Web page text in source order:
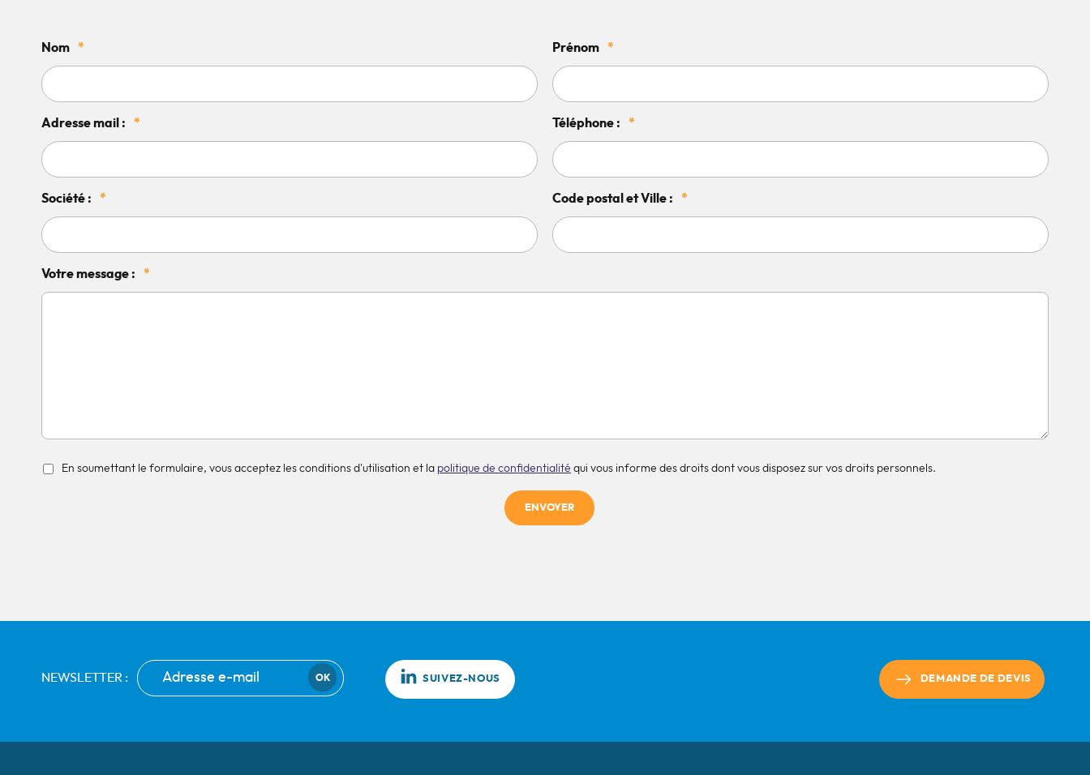
Nom * Prénom *
Adresse mail : * Téléphone : *
Société : * Code postal et Ville : *
Votre message : *
En soumettant le formulaire, vous acceptez les conditions d'utilisation et la politique de confidentialité qui vous informe des droits dont vous disposez sur vos droits personnels.
ENVOYER
NEWSLETTER : OK SUIVEZ-NOUS DEMANDE DE DEVIS